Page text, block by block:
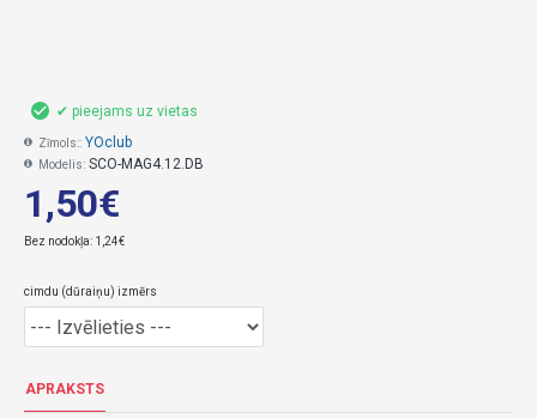
1,50€
Bez nodokļa: 1,24€
✔ pieejams uz vietas
Zīmols:: YOclub
Modelis: SCO-MAG4.12.DB
cimdu (dūraiņu) izmērs
APRAKSTS